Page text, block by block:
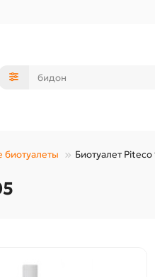
биотуалеты Биотуалет Piteco